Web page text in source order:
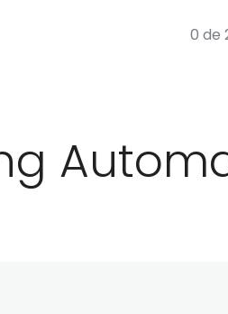
0 de